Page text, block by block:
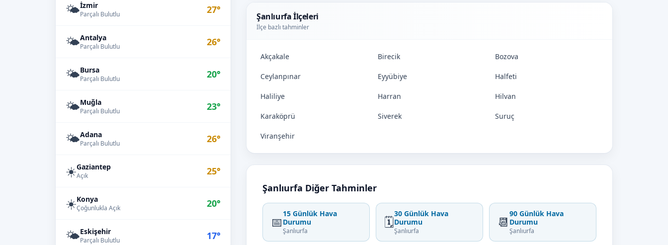
🌤️İzmir
Parçalı Bulutlu 27°
🌤️Antalya
Parçalı Bulutlu 26°
🌤️Bursa
Parçalı Bulutlu 20°
🌤️Muğla
Parçalı Bulutlu 23°
🌤️Adana
Parçalı Bulutlu 26°
☀️Gaziantep
Açık 25°
☀️Konya
Çoğunlukla Açık 20°
🌤️Eskişehir
Parçalı Bulutlu 17°
Şanlıurfa İlçeleri
İlçe bazlı tahminler
Akçakale Birecik Bozova
Ceylanpınar Eyyübiye Halfeti
Haliliye Harran Hilvan
Karaköprü Siverek Suruç
Viranşehir
Şanlıurfa Diğer Tahminler
📅
15 Günlük Hava
Durumu
Şanlıurfa
🗓️
30 Günlük Hava
Durumu
Şanlıurfa
📆
90 Günlük Hava
Durumu
Şanlıurfa